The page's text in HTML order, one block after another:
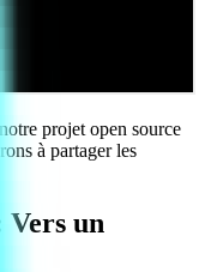
projet open source
à partager les
Vers un